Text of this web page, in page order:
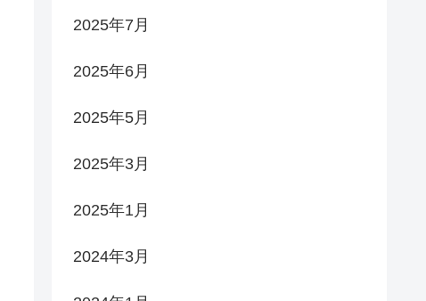
2025年7月
2025年6月
2025年5月
2025年3月
2025年1月
2024年3月